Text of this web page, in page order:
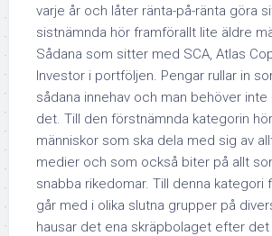
varje år och låter ränta-på-ränta göra
sistnämnda hör framförallt lite äldre
Sådana som sitter med SCA, Atlas
Investor i portföljen. Pengar rullar in
sådana innehav och man behöver
det. Till den förstnämnda kategorin
människor som ska dela med sig av
medier och som också biter på allt
snabba rikedomar. Till denna kategori
går med i olika slutna grupper på
hausar det ena skräpbolaget efter det